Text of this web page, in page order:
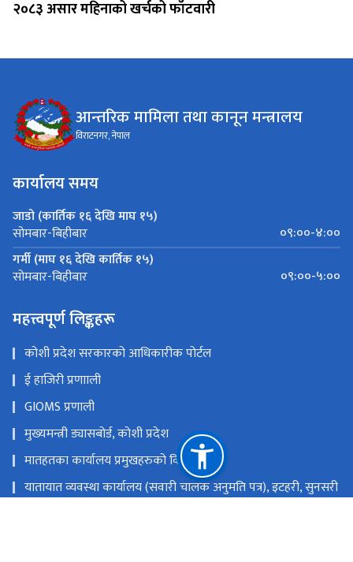
२०८३ असार महिनाको खर्चको फाँटवारी
आन्तरिक मामिला तथा कानून मन्त्रालय
विराटनगर, नेपाल
कार्यालय समय
जाडो (कार्तिक १६ देखि माघ १५)
सोमबार-बिहीबार
०९:००-४:००
गर्मी (माघ १६ देखि कार्तिक १५)
सोमबार-बिहीबार ०९:००-५:००
महत्त्वपूर्ण लिङ्कहरू
कोशी प्रदेश सरकारको आधिकारीक पोर्टल
ई हाजिरी प्रणााली
GIOMS प्रणाली
मुख्यमन्त्री ड्यासबोर्ड, कोशी प्रदेश
मातहतका कार्यालय प्रमुखहरुको विवरण
यातायात व्यवस्था कार्यालय (सवारी चालक अनुमति पत्र), इटहरी, सुनसरी